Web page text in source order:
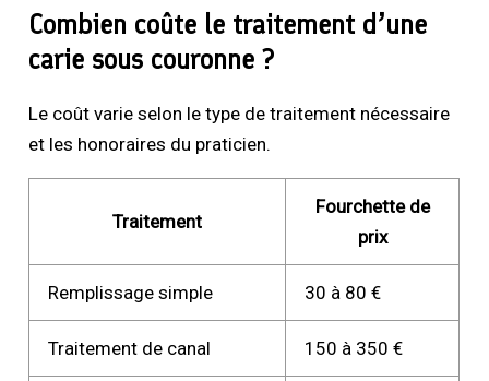
Combien coûte le traitement d’une
carie sous couronne ?
Le coût varie selon le type de traitement nécessaire
et les honoraires du praticien.
Traitement
Fourchette de
prix
Remplissage simple 30 à 80 €
Traitement de canal 150 à 350 €